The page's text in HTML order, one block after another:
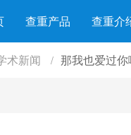
查重产品 查重介
术新闻 / 那我也爱过